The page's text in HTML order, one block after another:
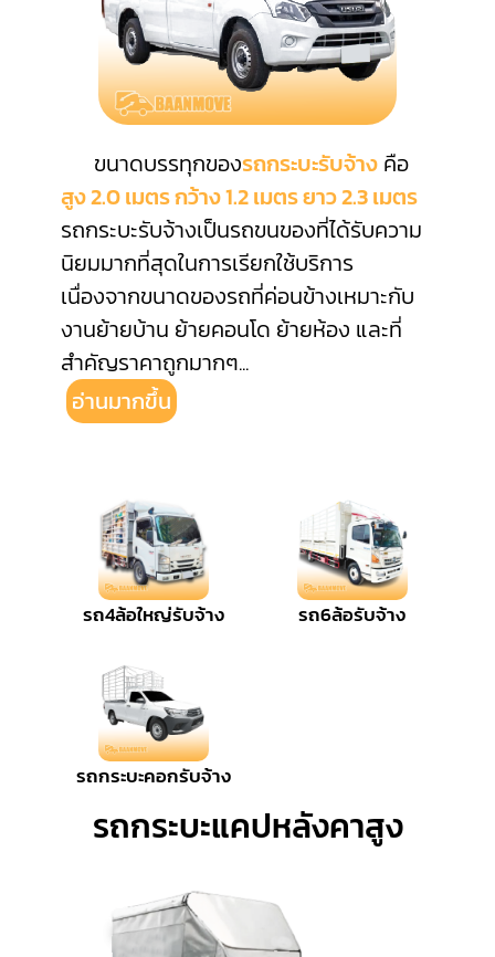
ขนาดบรรทุกของรถกระบะรับจ้างคือ
สูง 2.0 เมตร กว้าง 1.2 เมตร ยาว 2.3 เมตร
รถกระบะรับจ้างเป็นรถขนของที่ได้รับความ
นิยมมากที่สุดในการเรียกใช้บริการ
เนื่องจากขนาดของรถที่ค่อนข้างเหมาะกับ
งานย้ายบ้าน ย้ายคอนโด ย้ายห้อง และที่
สำคัญราคาถูกมากๆ...
อ่านมากขึ้น
รถ4ล้อใหญ่รับจ้าง รถ6ล้อรับจ้าง
รถกระบะคอกรับจ้าง
รถกระบะแคปหลังคาสูง